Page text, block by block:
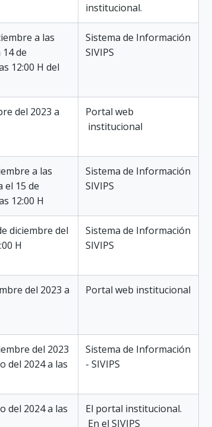
institucional.
a las
14 de
12:00 H del
Sistema de Información
SIVIPS
del 2023 a
Portal web
institucional
a las
el 15 de
12:00 H
Sistema de Información
SIVIPS
diciembre del
H
Sistema de Información
SIVIPS
del 2023 a
Portal web institucional
del 2023
del 2024 a las
Sistema de Información
- SIVIPS
del 2024 a las
El portal institucional.
En el SIVIPS